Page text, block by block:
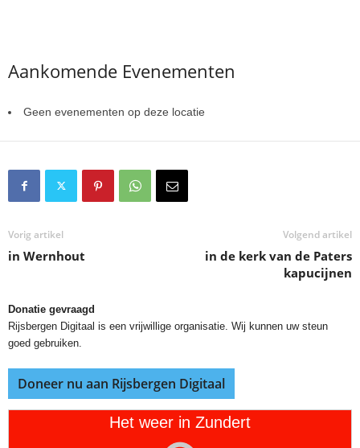
Aankomende Evenementen
Geen evenementen op deze locatie
Vorig artikel
in Wernhout
Volgend artikel
in de kerk van de Paters
kapucijnen
Donatie gevraagd
Rijsbergen Digitaal is een vrijwillige organisatie. Wij kunnen uw steun
goed gebruiken.
Doneer nu aan Rijsbergen Digitaal
Het weer in Zundert